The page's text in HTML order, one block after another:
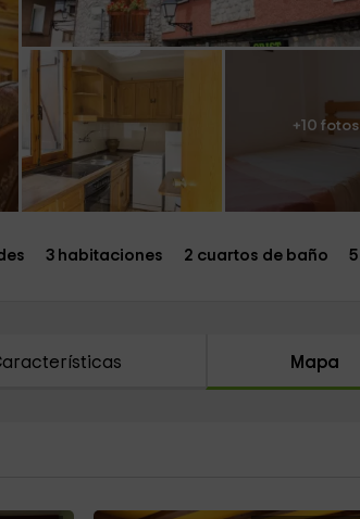
+10 fotos
3 habitaciones 2 cuartos de baño
Mapa